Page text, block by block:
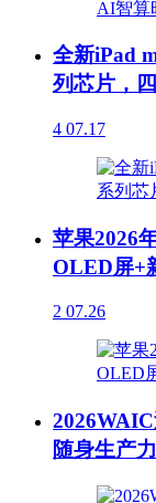
全新iPad
列芯片，
4 07.17
苹果2026
OLED屏+
2 07.26
随身生产力